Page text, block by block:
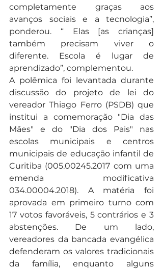
completamente graças aos
avanços sociais e a tecnologia”,
ponderou. “ Elas [as crianças]
também precisam viver o
diferente. Escola é lugar de
aprendizado”, complementou.
A polêmica foi levantada durante
discussão do projeto de lei do
vereador Thiago Ferro (PSDB) que
institui a comemoração "Dia das
Mães" e do "Dia dos Pais" nas
escolas municipais e centros
municipais de educação infantil de
Curitiba (005.00245.2017 com uma
emenda modificativa
034.00004.2018). A matéria foi
aprovada em primeiro turno com
17 votos favoráveis, 5 contrários e 3
abstenções. De um lado,
vereadores da bancada evangélica
defenderam os valores tradicionais
da família, enquanto alguns